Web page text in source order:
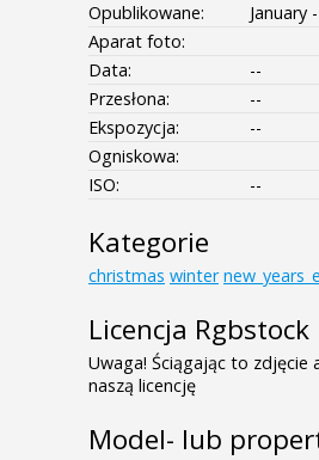
Opublikowane:
January
Aparat foto:
Data:
--
Przesłona:
--
Ekspozycja:
--
Ogniskowa:
ISO:
--
Kategorie
christmas winter
Licencja Rgbstock
Uwaga! Ściągając to zdjęcie
naszą licencję
Model- lub